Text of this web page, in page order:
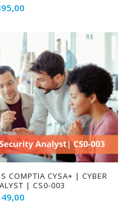
COMPTIA CYSA+ | CYBER
| CS0-003